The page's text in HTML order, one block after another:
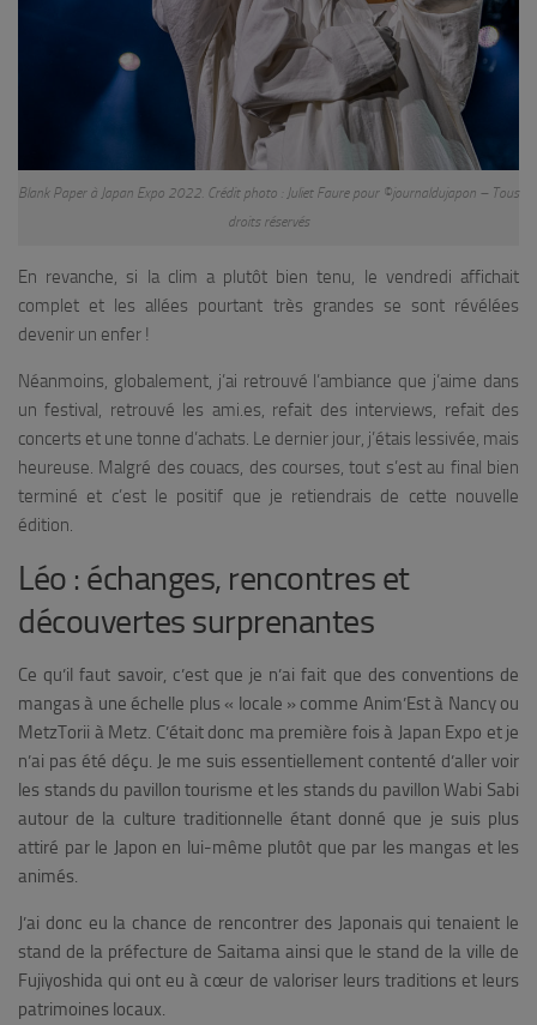
Blank Paper à Japan Expo 2022. Crédit photo : Juliet Faure pour ©journaldujapon – Tous
droits réservés
En revanche, si la clim a plutôt bien tenu, le vendredi affichait
complet et les allées pourtant très grandes se sont révélées
devenir un enfer !
Néanmoins, globalement, j’ai retrouvé l’ambiance que j’aime dans
un festival, retrouvé les ami.es, refait des interviews, refait des
concerts et une tonne d’achats. Le dernier jour, j’étais lessivée, mais
heureuse. Malgré des couacs, des courses, tout s’est au final bien
terminé et c’est le positif que je retiendrais de cette nouvelle
édition.
Léo : échanges, rencontres et
découvertes surprenantes
Ce qu’il faut savoir, c’est que je n’ai fait que des conventions de
mangas à une échelle plus « locale » comme Anim’Est à Nancy ou
MetzTorii à Metz. C’était donc ma première fois à Japan Expo et je
n’ai pas été déçu. Je me suis essentiellement contenté d’aller voir
les stands du pavillon tourisme et les stands du pavillon Wabi Sabi
autour de la culture traditionnelle étant donné que je suis plus
attiré par le Japon en lui-même plutôt que par les mangas et les
animés.
J’ai donc eu la chance de rencontrer des Japonais qui tenaient le
stand de la préfecture de Saitama ainsi que le stand de la ville de
Fujiyoshida qui ont eu à cœur de valoriser leurs traditions et leurs
patrimoines locaux.